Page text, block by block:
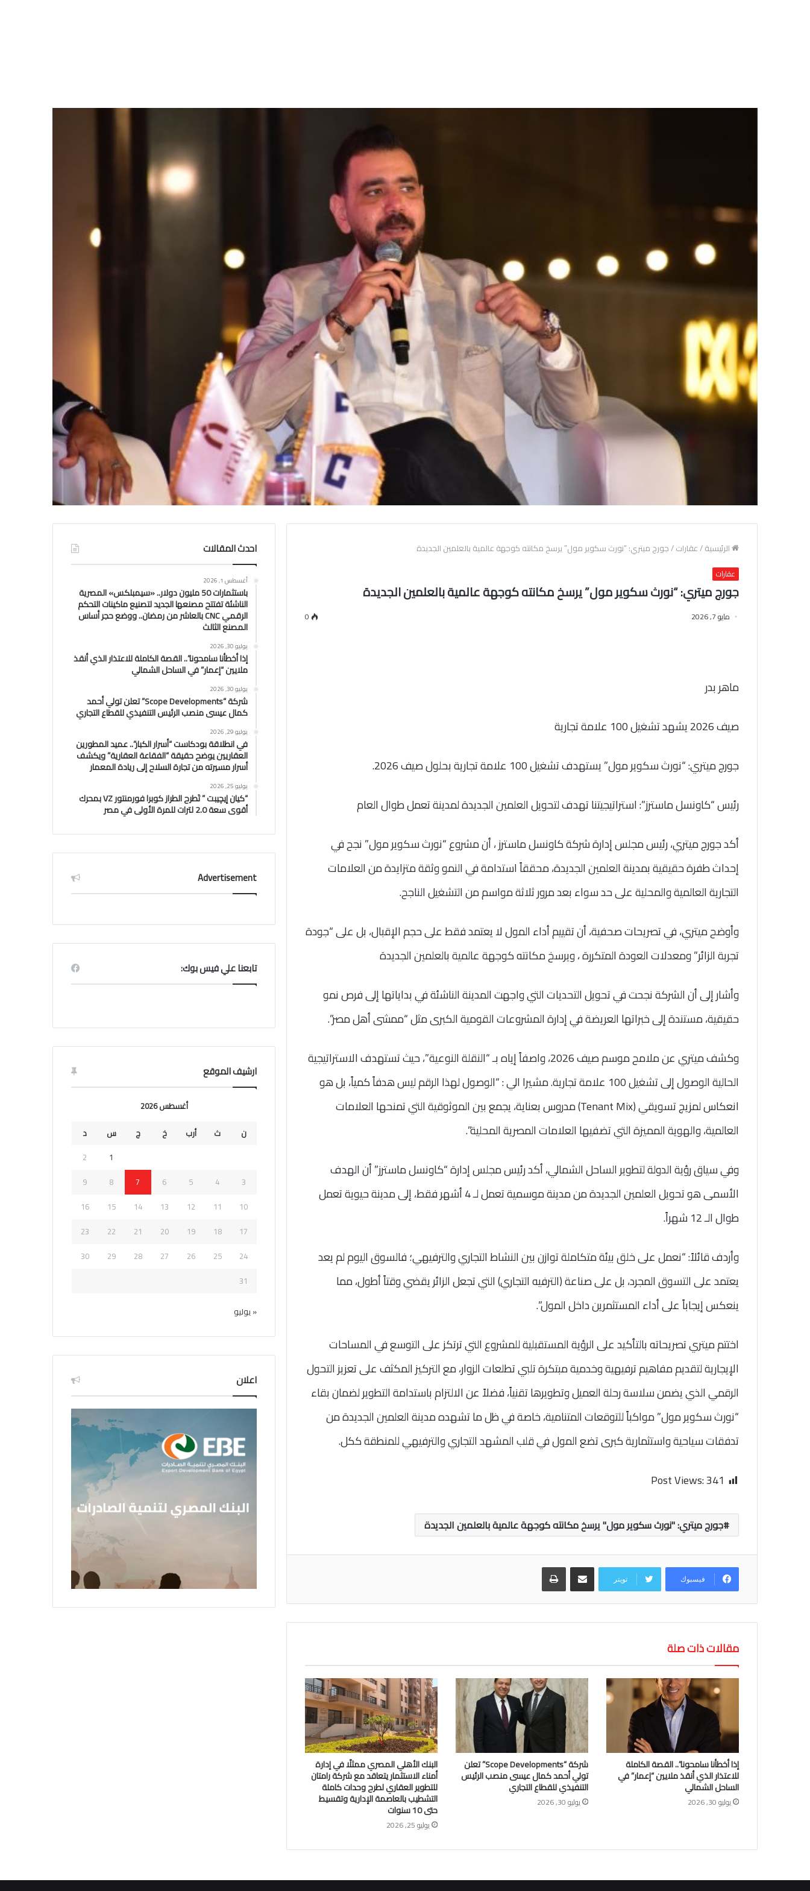
الرئيسية/عقارات/جورج ميتري: “نورث سكوير مول” يرسخ مكانته كوجهة عالمية بالعلمين الجديدة
عقارات
جورج ميتري: “نورث سكوير مول” يرسخ مكانته كوجهة عالمية بالعلمين الجديدة
مايو 7, 2026 0
ماهر بدر
صيف 2026 يشهد تشغيل 100 علامة تجارية
جورج ميتري: “نورث سكوير مول” يستهدف تشغيل 100 علامة تجارية بحلول صيف 2026.
رئيس “كاونسل ماسترز”: استراتيجيتنا تهدف لتحويل العلمين الجديدة لمدينة تعمل طوال العام
أكد جورج ميتري، رئيس مجلس إدارة شركة كاونسل ماسترز ، أن مشروع “نورث سكوير مول” نجح في
إحداث طفرة حقيقية بمدينة العلمين الجديدة، محققاً استدامة في النمو وثقة متزايدة من العلامات
التجارية العالمية والمحلية على حد سواء بعد مرور ثلاثة مواسم من التشغيل الناجح.
وأوضح ميتري، في تصريحات صحفية، أن تقييم أداء المول لا يعتمد فقط على حجم الإقبال، بل على “جودة
تجربة الزائر” ومعدلات العودة المتكررة ، ويرسخ مكانته كوجهة عالمية بالعلمين الجديدة
وأشار إلى أن الشركة نجحت في تحويل التحديات التي واجهت المدينة الناشئة في بداياتها إلى فرص نمو
حقيقية، مستندة إلى خبراتها العريضة في إدارة المشروعات القومية الكبرى مثل “ممشى أهل مصر”.
وكشف ميتري عن ملامح موسم صيف 2026، واصفاً إياه بـ “النقلة النوعية”، حيث تستهدف الاستراتيجية
الحالية الوصول إلى تشغيل 100 علامة تجارية. مشيرا الي : “الوصول لهذا الرقم ليس هدفاً كمياً، بل هو
انعكاس لمزيج تسويقي (Tenant Mix) مدروس بعناية، يجمع بين الموثوقية التي تمنحها العلامات
العالمية، والهوية المميزة التي تضفيها العلامات المصرية المحلية”.
وفي سياق رؤية الدولة لتطوير الساحل الشمالي، أكد رئيس مجلس إدارة “كاونسل ماسترز” أن الهدف
الأسمى هو تحويل العلمين الجديدة من مدينة موسمية تعمل لـ 4 أشهر فقط، إلى مدينة حيوية تعمل
طوال الـ 12 شهراً.
وأردف قائلاً: “نعمل على خلق بيئة متكاملة توازن بين النشاط التجاري والترفيهي؛ فالسوق اليوم لم يعد
يعتمد على التسوق المجرد، بل على صناعة (الترفيه التجاري) التي تجعل الزائر يقضي وقتاً أطول، مما
ينعكس إيجاباً على أداء المستثمرين داخل المول”.
اختتم ميتري تصريحاته بالتأكيد على الرؤية المستقبلية للمشروع التي ترتكز على التوسع في المساحات
الإيجارية لتقديم مفاهيم ترفيهية وخدمية مبتكرة تلبي تطلعات الزوار، مع التركيز المكثف على تعزيز التحول
الرقمي الذي يضمن سلاسة رحلة العميل وتطويرها تقنياً، فضلاً عن الالتزام باستدامة التطوير لضمان بقاء
“نورث سكوير مول” مواكباً للتوقعات المتنامية، خاصة في ظل ما تشهده مدينة العلمين الجديدة من
تدفقات سياحية واستثمارية كبرى تضع المول في قلب المشهد التجاري والترفيهي للمنطقة ككل.
Post Views:341
جورج ميتري: "نورث سكوير مول" يرسخ مكانته كوجهة عالمية بالعلمين الجديدة
فيسبوك تويتر
مقالات ذات صلة
إذا أخطأنا سامحونا”.. القصة الكاملة
للاعتذار الذي أنقذ ملايين “إعمار” في
الساحل الشمالي
يوليو 30, 2026
شركة “Scope Developments” تعلن
تولي أحمد كمال عيسى منصب الرئيس
التنفيذي للقطاع التجاري
يوليو 30, 2026
البنك الأهلي المصري ممثلًا في إدارة
أمناء الاستثمار يتعاقد مع شركة رامتان
للتطوير العقاري لطرح وحدات كاملة
التشطيب بالعاصمة الإدارية وتقسيط
حتى 10 سنوات
يوليو 25, 2026
احدث المقالات
أغسطس 1, 2026
باستثمارات 50 مليون دولار.. «سيمبلكس» المصرية
الناشئة تفتتح مصنعها الجديد لتصنيع ماكينات التحكم
الرقمي CNC بالعاشر من رمضان.. ووضع حجر أساس
المصنع الثالث
يوليو 30, 2026
إذا أخطأنا سامحونا”.. القصة الكاملة للاعتذار الذي أنقذ
ملايين “إعمار” في الساحل الشمالي
يوليو 30, 2026
شركة “Scope Developments” تعلن تولي أحمد
كمال عيسى منصب الرئيس التنفيذي للقطاع التجاري
يوليو 29, 2026
في انطلاقة بودكاست “أسرار الكبار”.. عميد المطورين
العقاريين يوضح حقيقة “الفقاعة العقارية” ويكشف
أسرار مسيرته من تجارة السلاح إلى ريادة المعمار
يوليو 25, 2026
“كيان إيچيبت ” تَطرح الطراز كوبرا فورمنتور VZ بمحرك
أقوى سعة 2.0 لترات للمرة الأولى في مصر
Advertisement
تابعنا علي فيس بوك:
ارشيف الموقع
أغسطس 2026
ن
ث أرب خ ج س
د
1
2
3
4
5
6
7
8
9
10
11
12
13
14
15
16
17
18
19
20
21
22
23
24
25
26
27
28
29
30
31
« يوليو
اعلان